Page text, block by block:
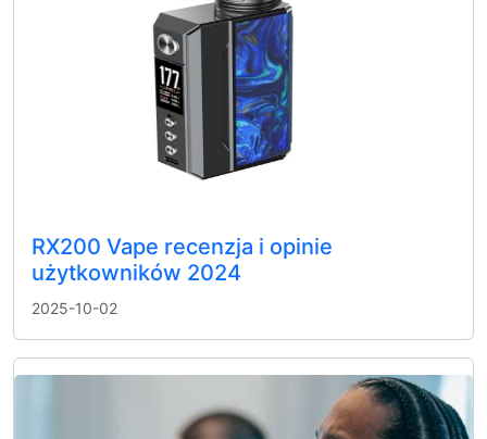
RX200 Vape recenzja i opinie
użytkowników 2024
2025-10-02